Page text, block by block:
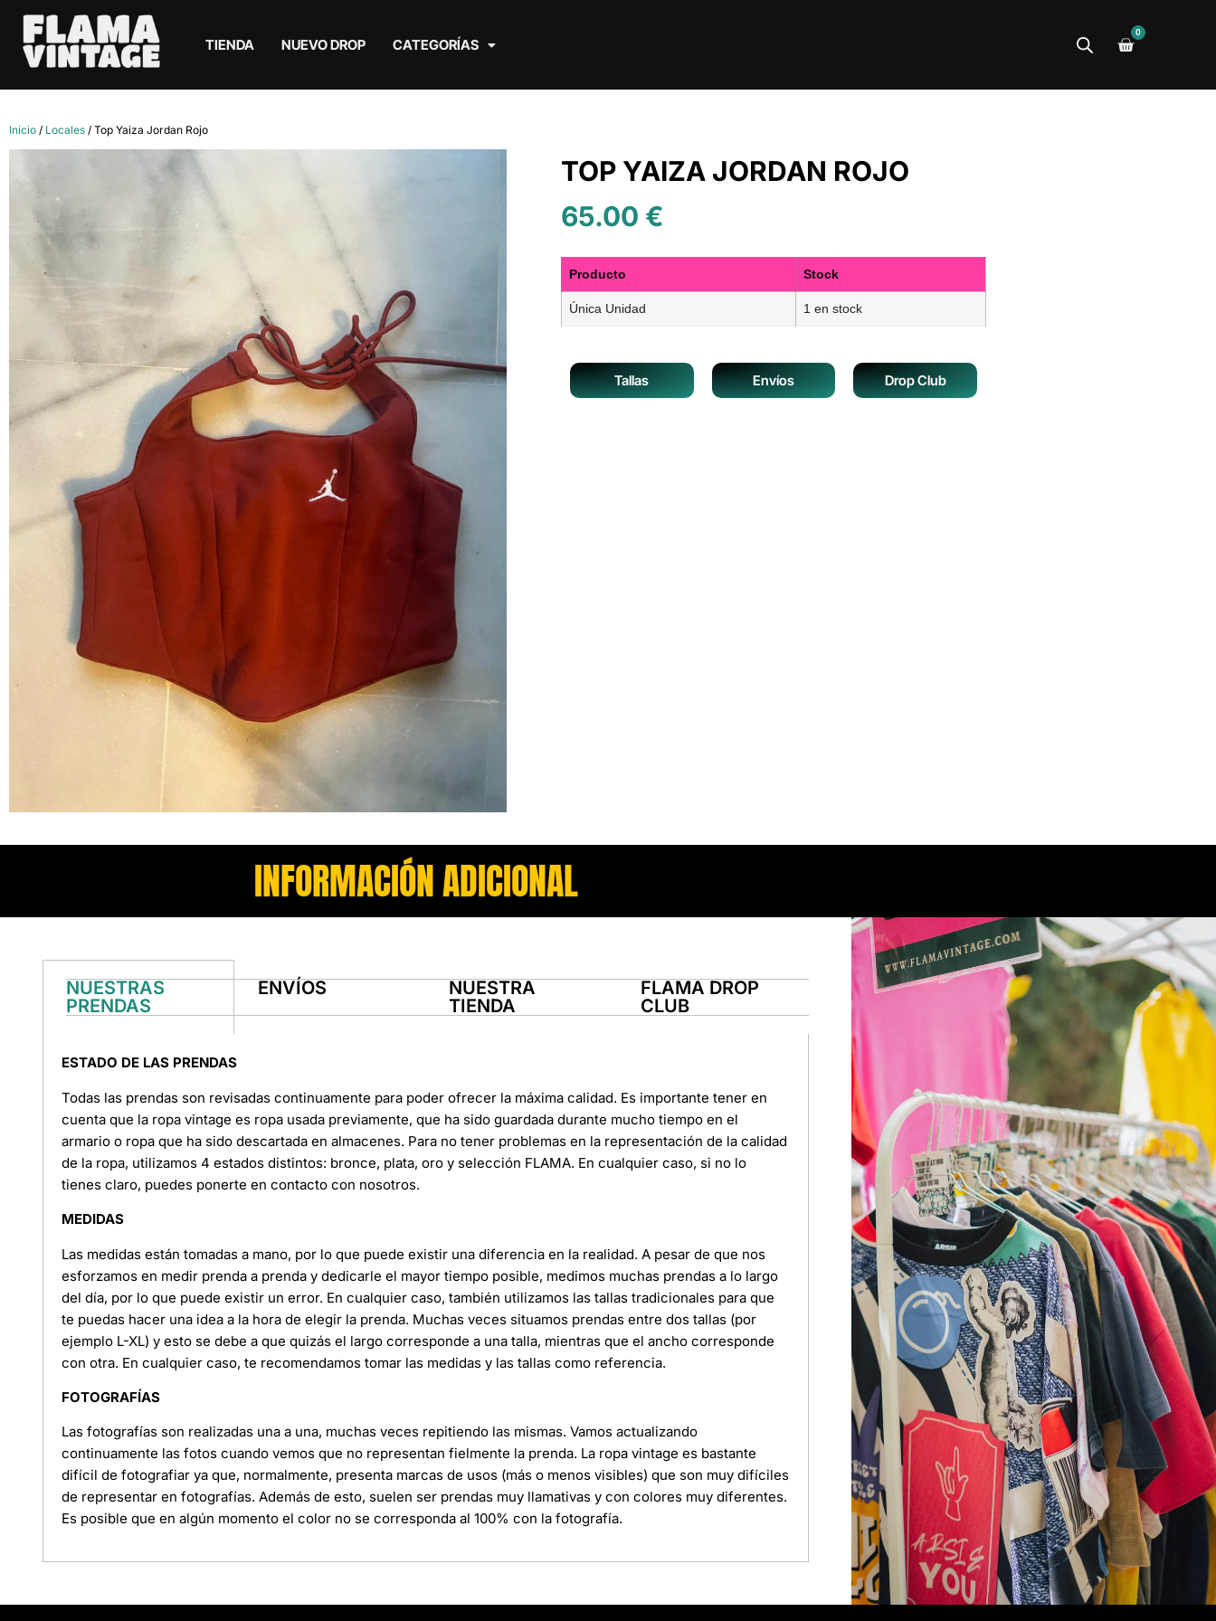
TIENDA NUEVO DROP CATEGORÍAS
0
Inicio / Locales / Top Yaiza Jordan Rojo
TOP YAIZA JORDAN ROJO
65.00 €
Producto Stock
Única Unidad 1 en stock
Tallas Envíos Drop Club
INFORMACIÓN ADICIONAL
NUESTRAS
PRENDAS
ENVÍOS
NUESTRA
TIENDA
FLAMA DROP
CLUB
ESTADO DE LAS PRENDAS
Todas las prendas son revisadas continuamente para poder ofrecer la máxima calidad. Es importante tener en
cuenta que la ropa vintage es ropa usada previamente, que ha sido guardada durante mucho tiempo en el
armario o ropa que ha sido descartada en almacenes. Para no tener problemas en la representación de la calidad
de la ropa, utilizamos 4 estados distintos: bronce, plata, oro y selección FLAMA. En cualquier caso, si no lo
tienes claro, puedes ponerte en contacto con nosotros.
MEDIDAS
Las medidas están tomadas a mano, por lo que puede existir una diferencia en la realidad. A pesar de que nos
esforzamos en medir prenda a prenda y dedicarle el mayor tiempo posible, medimos muchas prendas a lo largo
del día, por lo que puede existir un error. En cualquier caso, también utilizamos las tallas tradicionales para que
te puedas hacer una idea a la hora de elegir la prenda. Muchas veces situamos prendas entre dos tallas (por
ejemplo L-XL) y esto se debe a que quizás el largo corresponde a una talla, mientras que el ancho corresponde
con otra. En cualquier caso, te recomendamos tomar las medidas y las tallas como referencia.
FOTOGRAFÍAS
Las fotografías son realizadas una a una, muchas veces repitiendo las mismas. Vamos actualizando
continuamente las fotos cuando vemos que no representan fielmente la prenda. La ropa vintage es bastante
difícil de fotografiar ya que, normalmente, presenta marcas de usos (más o menos visibles) que son muy difíciles
de representar en fotografías. Además de esto, suelen ser prendas muy llamativas y con colores muy diferentes.
Es posible que en algún momento el color no se corresponda al 100% con la fotografía.